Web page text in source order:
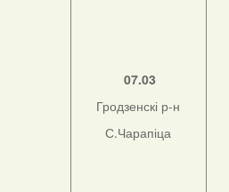
07.03
Гродзенскі р-н
С.Чарапіца